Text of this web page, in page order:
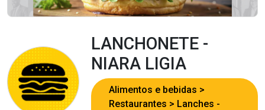
LANCHONETE -
NIARA LIGIA
Alimentos e bebidas
Restaurantes
Lanches -